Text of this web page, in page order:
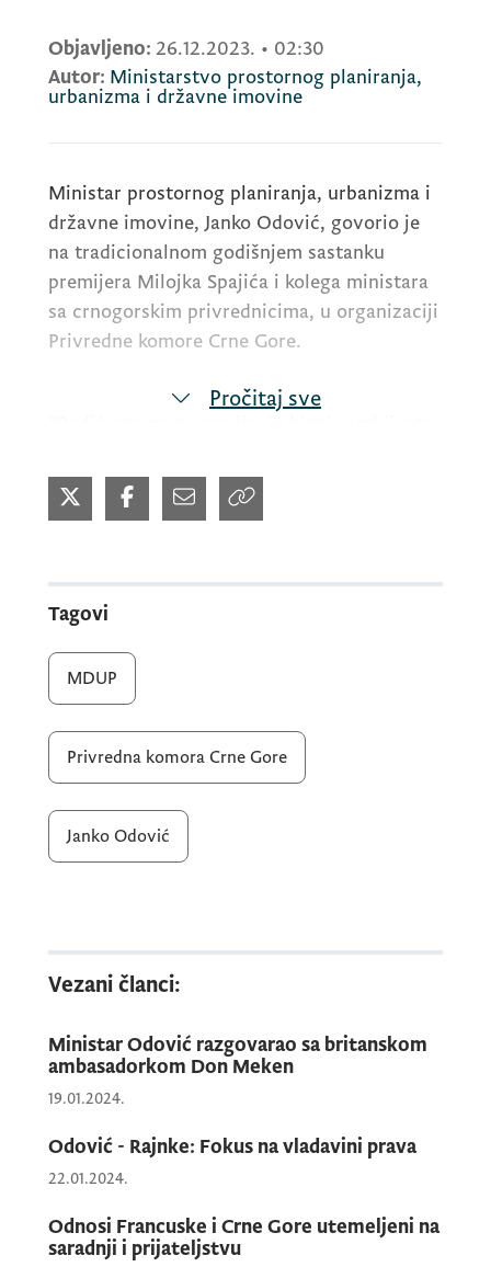
Objavljeno: 26.12.2023. • 02:30
Autor: Ministarstvo prostornog planiranja,
urbanizma i državne imovine
Ministar prostornog planiranja, urbanizma i
državne imovine, Janko Odović, govorio je
na tradicionalnom godišnjem sastanku
premijera Milojka Spajića i kolega ministara
sa crnogorskim privrednicima, u organizaciji
Privredne komore Crne Gore.
ažuriranjem katastarske baze, da bi se
građani i privreda mogli pouzdati u njihovu
ali i digitalizacija i dostupnost u dobijanju
svih vrsta dozvola, važni su ciljevi na čijem
dostizanju vrijedno radim sa svojim timom u
ministarstvu", poručio je ministar Odović.
Istakao je da će prvi “pomak” koji će građani
zaostalih predmeta u područnim jedinicama
katastra, koji će uslijediti kao rezultat rada
Pročitaj sve
Tagovi
MDUP
Privredna komora Crne Gore
Janko Odović
Vezani članci:
Ministar Odović razgovarao sa britanskom
ambasadorkom Don Meken
19.01.2024.
Odović - Rajnke: Fokus na vladavini prava
22.01.2024.
Odnosi Francuske i Crne Gore utemeljeni na
saradnji i prijateljstvu